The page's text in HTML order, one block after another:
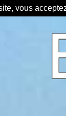
vous